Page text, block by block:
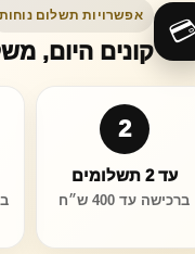
אפשרויות תשלום נוחות
קונים היום,
2
עד 2 תשלומים
ברכישה עד 400 ש״ח